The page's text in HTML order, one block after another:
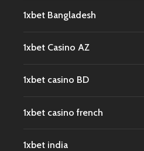
1xbet Bangladesh
1xbet Casino AZ
1xbet casino BD
1xbet casino french
1xbet india